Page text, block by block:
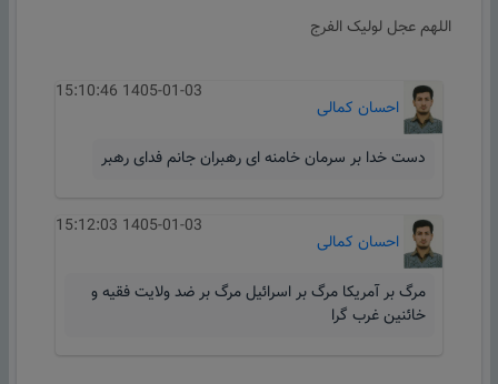
اللهم عجل لولیک الفرج
احسان کمالی
1405-01-03 15:10:46
دست خدا بر سرمان خامنه ای رهبران جانم فدای رهبر
احسان کمالی
1405-01-03 15:12:03
مرگ بر آمریکا مرگ بر اسرائیل مرگ بر ضد ولایت فقیه و
خائنین غرب گرا